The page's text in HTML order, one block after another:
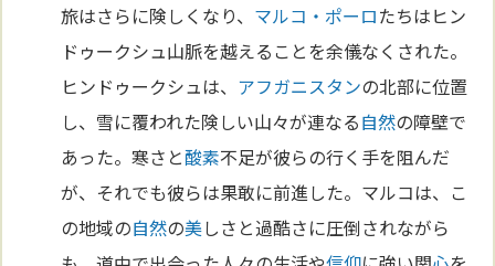
旅はさらに険しくなり、 マルコ・ポーロたちはヒン
ドゥークシュ山脈を越えることを余儀なくされた。
ヒンドゥークシュは、 アフガニスタンの北部に位置
し、雪に覆われた険しい山々が連なる自然の障壁で
あった。寒さと酸素不足が彼らの行く手を阻んだ
が、それでも彼らは果敢に前進した。マルコは、こ
の地域の自然の美しさと過酷さに圧倒されながら